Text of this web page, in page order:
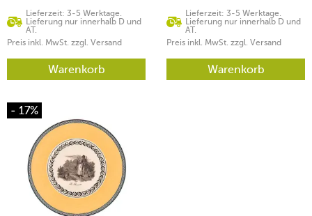
Lieferzeit: 3-5 Werktage.
Lieferung nur innerhalb D und
AT.
Preis inkl. MwSt. zzgl. Versand
Warenkorb
Lieferzeit: 3-5 Werktage.
Lieferung nur innerhalb D und
AT.
Preis inkl. MwSt. zzgl. Versand
Warenkorb
- 17%